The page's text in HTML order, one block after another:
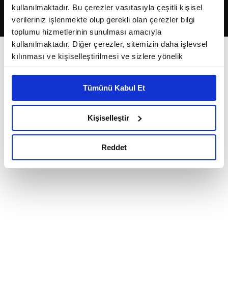
kullanılmaktadır. Bu çerezler vasıtasıyla çeşitli kişisel
verileriniz işlenmekte olup gerekli olan çerezler bilgi
toplumu hizmetlerinin sunulması amacıyla
kullanılmaktadır. Diğer çerezler, sitemizin daha işlevsel
kılınması ve kişiselleştirilmesi ve sizlere yönelik
reklam/pazarlama faaliyetlerinin yapılması, amaçlarıyla
Çerezlere ilişkin tercihlerinizi çerez paneli vasıtasıyla
belirleyebilirsiniz. Çerezlere ilişkin detaylı bilgi için
Ayarlar butonuna tıklayabilir,Çerez Bilgilendirme
Metnimizi ziyaret edebilirsiniz.
okumak ve sitemizi ziyaretiniz kapsamında
Tümünü Kabul Et
Kişiselleştir
Reddet